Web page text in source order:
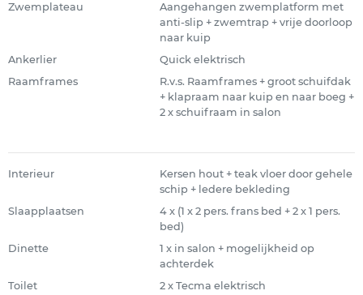
Zwemplateau
Aangehangen zwemplatform met
anti-slip + zwemtrap + vrije doorloop
naar kuip
Ankerlier
Quick elektrisch
Raamframes
R.v.s. Raamframes + groot schuifdak
+ klapraam naar kuip en naar boeg +
2 x schuifraam in salon
Interieur
Kersen hout + teak vloer door gehele
schip + ledere bekleding
Slaapplaatsen
4 x (1 x 2 pers. frans bed + 2 x 1 pers.
bed)
Dinette
1 x in salon + mogelijkheid op
achterdek
Toilet
2 x Tecma elektrisch